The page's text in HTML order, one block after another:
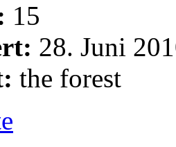
15
28. Juni
the forest